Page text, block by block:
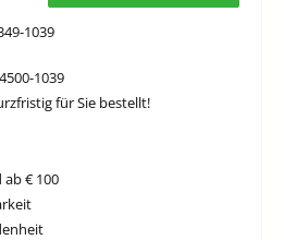
1039
1039
für Sie bestellt!
€ 100